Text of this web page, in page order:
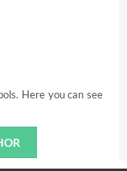
Here you can see